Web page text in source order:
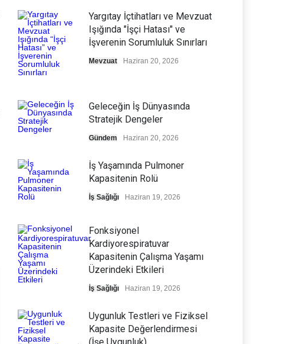
Yargıtay İçtihatları ve Mevzuat
Işığında "İşçi Hatası" ve
İşverenin Sorumluluk Sınırları
Mevzuat Haziran 20, 2026
Geleceğin İş Dünyasında
Stratejik Dengeler
Gündem Haziran 20, 2026
İş Yaşamında Pulmoner
Kapasitenin Rolü
İş Sağlığı Haziran 19, 2026
Fonksiyonel
Kardiyorespiratuvar
Kapasitenin Çalışma Yaşamı
Üzerindeki Etkileri
İş Sağlığı Haziran 19, 2026
Uygunluk Testleri ve Fiziksel
Kapasite Değerlendirmesi